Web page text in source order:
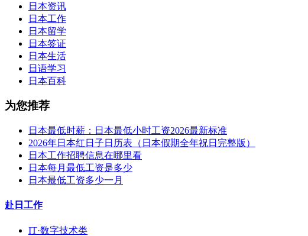
日本资讯
日本工作
日本留学
日本签证
日本生活
日语学习
日本百科
为您推荐
日本最低时薪：日本最低小时工资2026最新标准
2026年日本红日子日历表（日本假期全年祝日完整版）
日本工作招聘信息在哪里看
日本每月最低工资是多少
日本最低工资多少一月
赴日工作
IT·数字技术类